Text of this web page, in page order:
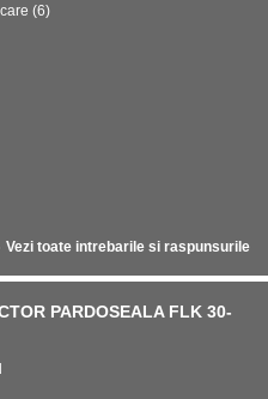
(6)
Vezi toate intrebarile si raspunsurile
PARDOSEALA FLK 30-